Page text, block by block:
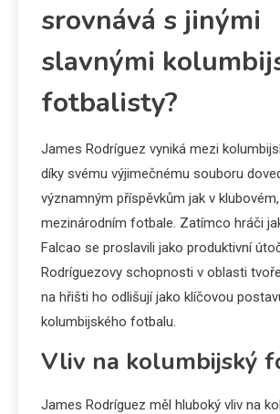
srovnává s jinými
slavnými
fotbalisty?
James Rodríguez vyniká mezi
díky svému výjimečnému souboru
významným příspěvkům jak v
mezinárodním fotbale. Zatímco hráči
Falcao se proslavili jako produktivní
Rodríguezovy schopnosti v oblasti
na hřišti ho odlišují jako klíčovou
kolumbijského fotbalu.
Vliv na kolumbijský
James Rodríguez měl hluboký vliv na